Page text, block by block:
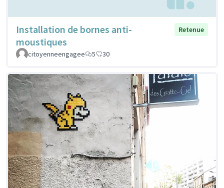
Installation de bornes anti-
moustiques
Retenue
citoyenneengagee 5 30